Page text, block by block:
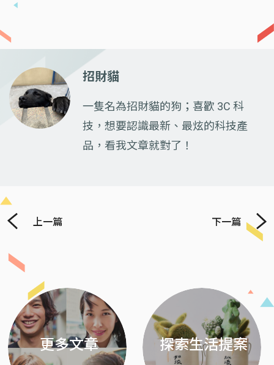
招財貓
一隻名為招財貓的狗；喜歡 3C 科
技，想要認識最新、最炫的科技產
品，看我文章就對了！
上一篇 下一篇
更多文章 探索生活提案